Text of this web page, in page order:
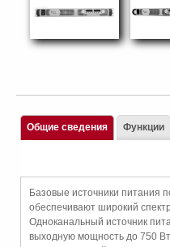
Общие сведения
Базовые источники питания
обеспечивают широкий
Одноканальный источник
выходную мощность до 750
Функции